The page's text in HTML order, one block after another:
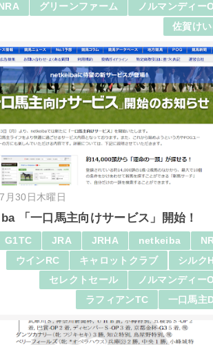
NRA グリーンファーム
ノルマンディー
佐賀け
月30日木曜日
「一口馬主向けサービス」開始！
G1TC JRA JRHA netkeiba
ウインRC
キャロットクラブ
シルク
セレクトセール
ノルマンディー
ラフィアンTC
一口馬主